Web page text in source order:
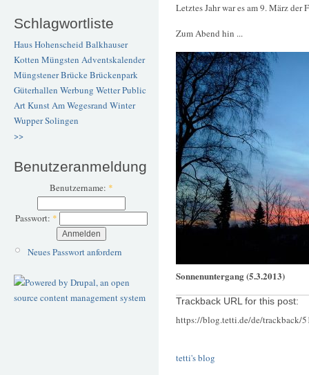
Schlagwortliste
Haus Hohenscheid Balkhauser
Kotten Müngsten Adventskalender
Müngstener BrückeBrückenpark
Güterhallen Werbung WetterPublic
ArtKunstAm Wegesrand Winter
WupperSolingen
>>
Benutzeranmeldung
Benutzername: *
Passwort: *
Neues Passwort anfordern
Letztes Jahr war es am 9. März der
Zum Abend hin ...
Sonnenuntergang (5.3.2013)
Trackback URL for this post:
https://blog.tetti.de/de/trackback/
tetti's blog